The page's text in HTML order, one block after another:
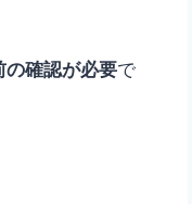
の確認が必要で